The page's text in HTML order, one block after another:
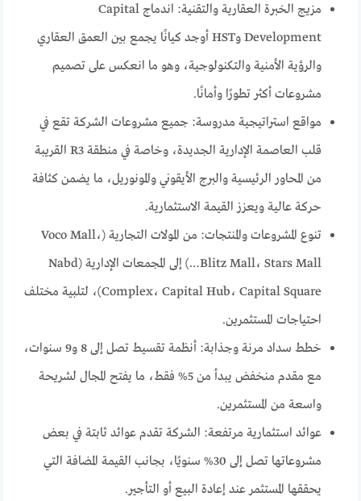
مزيج الخبرة العقارية والتقنية: اندماج Capital
Development وHST أوجد كيانًا يجمع بين العمق العقاري
والرؤية الأمنية والتكنولوجية، وهو ما انعكس على تصميم
مشروعات أكثر تطورًا وأمانًا.
مواقع استراتيجية مدروسة: جميع مشروعات الشركة تقع في
قلب العاصمة الإدارية الجديدة، وخاصة في منطقة R3 القريبة
من المحاور الرئيسية والبرج الأيقوني والمونوريل، ما يضمن كثافة
حركة عالية ويعزز القيمة الاستثمارية.
تنوع المشروعات والمنتجات: من المولات التجارية (Voco Mall،
Blitz Mall، Stars Mall…) إلى المجمعات الإدارية (Nabd
Complex، Capital Hub، Capital Square)، لتلبية مختلف
احتياجات المستثمرين.
خطط سداد مرنة وجذابة: أنظمة تقسيط تصل إلى 8 و9 سنوات،
مع مقدم منخفض يبدأ من 5% فقط، ما يفتح المجال لشريحة
واسعة من المستثمرين.
عوائد استثمارية مرتفعة: الشركة تقدم عوائد ثابتة في بعض
مشروعاتها تصل إلى 30% سنويًا، بجانب القيمة المضافة التي
يحققها المستثمر عند إعادة البيع أو التأجير.